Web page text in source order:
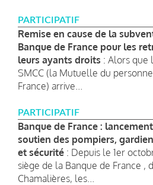
PARTICIPATIF
Remise en cause de la
Banque de France pour les
leurs ayants droits : Alors que
SMCC (la Mutuelle du
France) arrive...
PARTICIPATIF
Banque de France :
soutien des pompiers,
et sécurité : Depuis le 1er
siège de la Banque de France ,
Chamalières, les...